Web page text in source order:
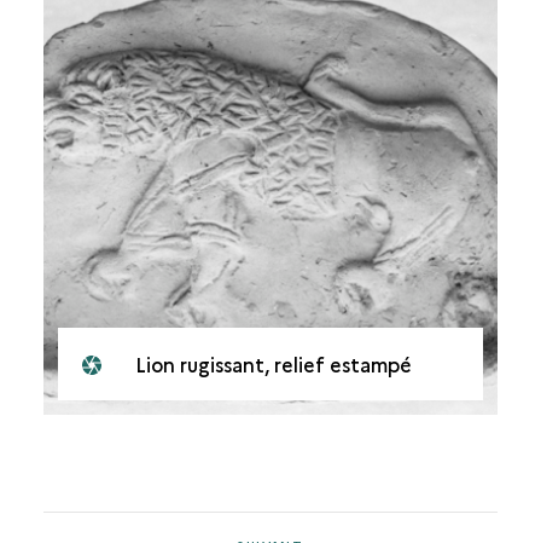
Lion rugissant, relief estampé